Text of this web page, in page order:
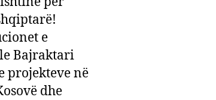
e
Bajraktari
projekteve në
dhe